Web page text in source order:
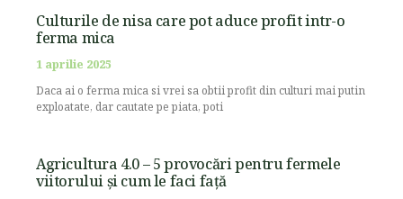
Culturile de nisa care pot aduce profit intr-o
ferma mica
1 aprilie 2025
Daca ai o ferma mica si vrei sa obtii profit din culturi mai putin
exploatate, dar cautate pe piata, poti
Agricultura 4.0 – 5 provocări pentru fermele
viitorului și cum le faci față